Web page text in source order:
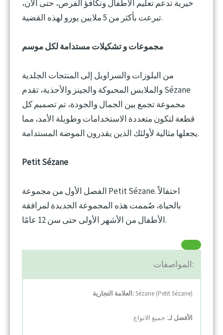
خيرية تدعم تعليم الأطفال وتكافؤ الفرص، حتى الآن،
تبرعت بأكثر من 5 ملايين يورو لهذه القضية.
مجموعات و تشكيلات مستدامة لكل موسم
من البلوزات والسراويل إلى المنتجات الجلدية
والملابس المحبوكة والجينز والأحذية، تقدم Sézane
مجموعة تجمع بين الجمال والجودة، تم تصميم كل
قطعة لتكون متعددة الاستخدامات وطويلة الأمد، مما
يجعلها مثالية لأولئك الذين يقدرون الموضة المستدامة.
Petit Sézane
الفصل الأول من مجموعة Petit Sézane. احتفالاً
بالحياة، صُممت هذه المجموعة الجديدة لمرافقة
الأطفال من الأشهر الأولى حتى سن 12 عامًا.
المواصفات:
العلامة التجارية:Sézane (Petit Sézane)
الأفضل لـ: جميع الانواع